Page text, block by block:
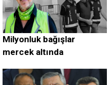
Milyonluk bağışlar
mercek altında